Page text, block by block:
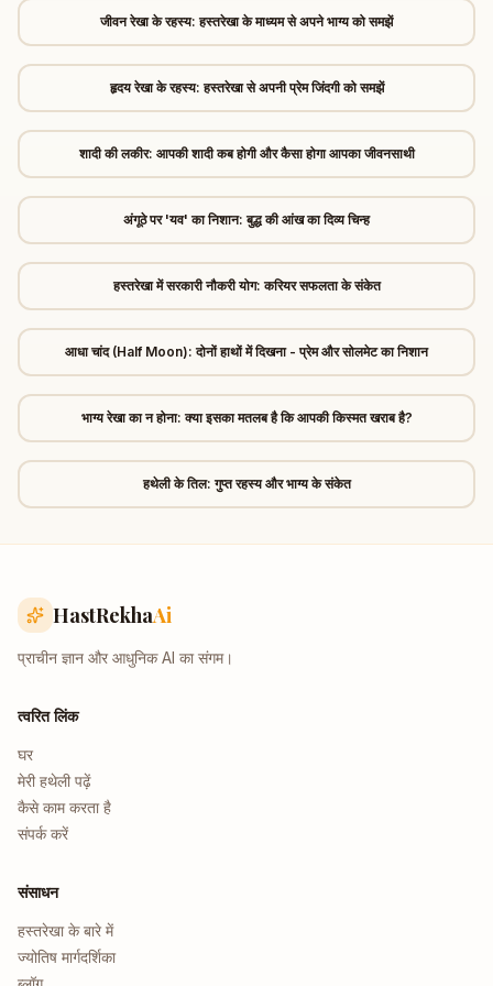
जीवन रेखा के रहस्य: हस्तरेखा के माध्यम से अपने भाग्य को समझें
हृदय रेखा के रहस्य: हस्तरेखा से अपनी प्रेम जिंदगी को समझें
शादी की लकीर: आपकी शादी कब होगी और कैसा होगा आपका जीवनसाथी
अंगूठे पर 'यव' का निशान: बुद्ध की आंख का दिव्य चिन्ह
हस्तरेखा में सरकारी नौकरी योग: करियर सफलता के संकेत
आधा चांद (Half Moon): दोनों हाथों में दिखना - प्रेम और सोलमेट का निशान
भाग्य रेखा का न होना: क्या इसका मतलब है कि आपकी किस्मत खराब है?
हथेली के तिल: गुप्त रहस्य और भाग्य के संकेत
HastRekhaAi
प्राचीन ज्ञान और आधुनिक AI का संगम।
त्वरित लिंक
घर
मेरी हथेली पढ़ें
कैसे काम करता है
संपर्क करें
संसाधन
हस्तरेखा के बारे में
ज्योतिष मार्गदर्शिका